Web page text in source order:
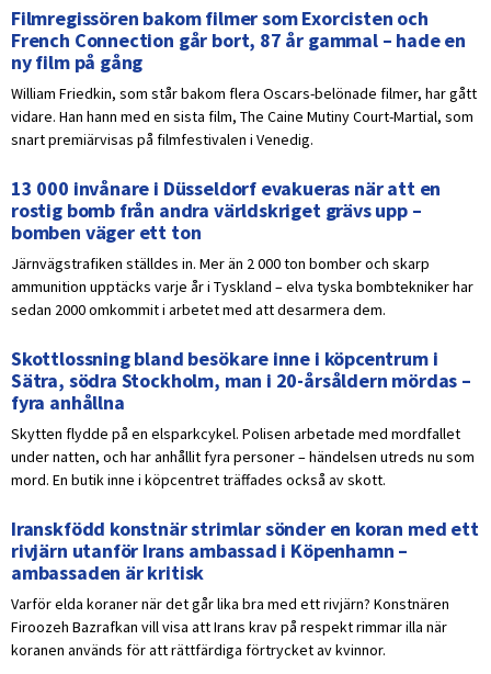
Filmregissören bakom filmer som Exorcisten och
French Connection går bort, 87 år gammal – hade en
ny film på gång
William Friedkin, som står bakom flera Oscars-belönade filmer, har gått
vidare. Han hann med en sista film, The Caine Mutiny Court-Martial, som
snart premiärvisas på filmfestivalen i Venedig.
13 000 invånare i Düsseldorf evakueras när att en
rostig bomb från andra världskriget grävs upp –
bomben väger ett ton
Järnvägstrafiken ställdes in. Mer än 2 000 ton bomber och skarp
ammunition upptäcks varje år i Tyskland – elva tyska bombtekniker har
sedan 2000 omkommit i arbetet med att desarmera dem.
Skottlossning bland besökare inne i köpcentrum i
Sätra, södra Stockholm, man i 20-årsåldern mördas –
fyra anhållna
Skytten flydde på en elsparkcykel. Polisen arbetade med mordfallet
under natten, och har anhållit fyra personer – händelsen utreds nu som
mord. En butik inne i köpcentret träffades också av skott.
Iranskfödd konstnär strimlar sönder en koran med ett
rivjärn utanför Irans ambassad i Köpenhamn –
ambassaden är kritisk
Varför elda koraner när det går lika bra med ett rivjärn? Konstnären
Firoozeh Bazrafkan vill visa att Irans krav på respekt rimmar illa när
koranen används för att rättfärdiga förtrycket av kvinnor.